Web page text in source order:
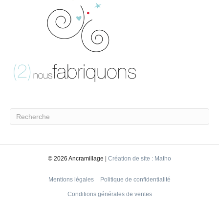
© 2026 Ancramillage | Création de site : Matho
Mentions légales Politique de confidentialité
Conditions générales de ventes